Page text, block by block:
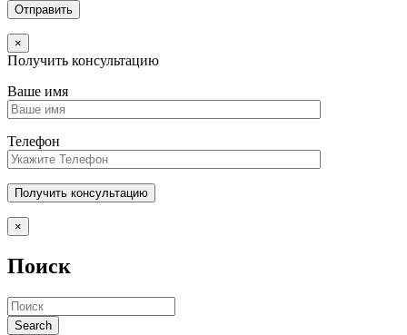
×
Получить консультацию
Ваше имя
Телефон
×
Поиск